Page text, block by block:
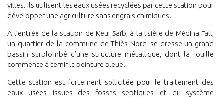
villes. Ils utilisent les eaux usées recyclées par cette station pour
développer une agriculture sans engrais chimiques.
A l’entrée de la station de Keur Saïb, à la lisière de Médina Fall,
un quartier de la commune de Thiès Nord, se dresse un grand
bassin surplombé d’une structure métallique, dont la rouille
commence à ternir la peinture bleue.
Cette station est fortement sollicitée pour le traitement des
eaux usées issues des fosses septiques et du système